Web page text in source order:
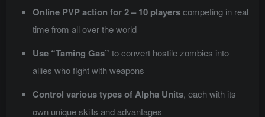
Online PVP action for 2 – 10 playerscompeting in real
time from all over the world
Use “Taming Gas” to convert hostile zombies into
allies who fight with weapons
Control various types of Alpha Units, each with its
own unique skills and advantages